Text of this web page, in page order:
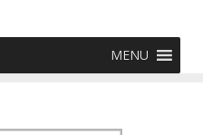
MENU